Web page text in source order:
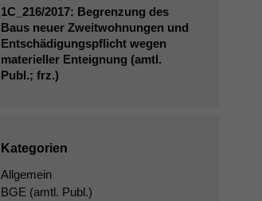
1C_216/2017: Begrenzung des
Baus neuer Zweitwohnungen und
Entschädigungspflicht wegen
materieller Enteignung (amtl.
Publ.; frz.)
Kategorien
Allgemein
BGE (amtl. Publ.)